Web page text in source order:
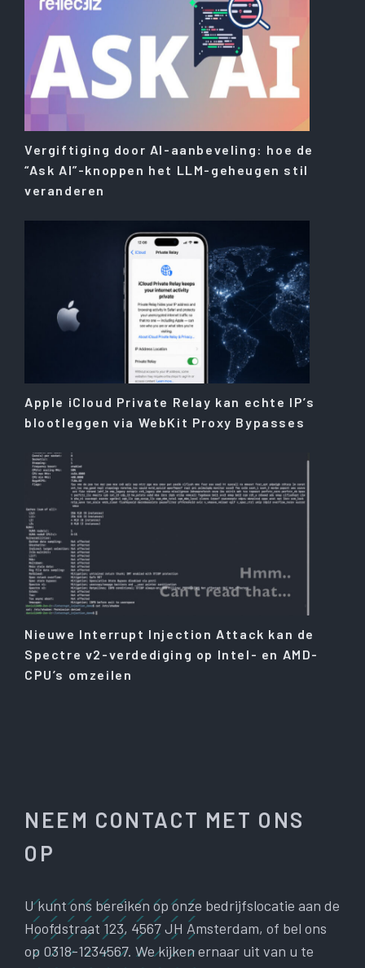
Vergiftiging door AI-aanbeveling: hoe de
“Ask AI”-knoppen het LLM-geheugen stil
veranderen
Apple iCloud Private Relay kan echte IP’s
blootleggen via WebKit Proxy Bypasses
Nieuwe Interrupt Injection Attack kan de
Spectre v2-verdediging op Intel- en AMD-
CPU’s omzeilen
NEEM CONTACT MET ONS
OP
U kunt ons bereiken op onze bedrijfslocatie aan de
Hoofdstraat 123, 4567 JH Amsterdam, of bel ons
op 0318-1234567. We kijken ernaar uit van u te